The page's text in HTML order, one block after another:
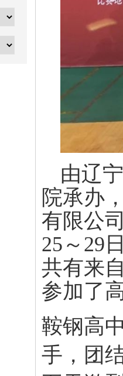
由辽
院承办
有限公
25～29
共有来
参加了
鞍钢高
手，团